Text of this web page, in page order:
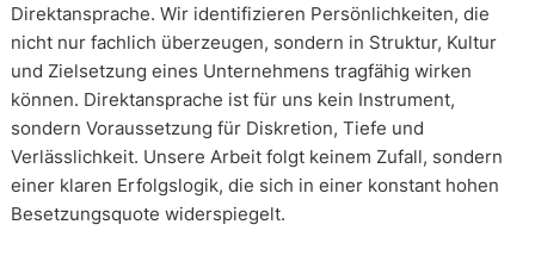
Direktansprache. Wir identifizieren Persönlichkeiten, die
nicht nur fachlich überzeugen, sondern in Struktur, Kultur
und Zielsetzung eines Unternehmens tragfähig wirken
können. Direktansprache ist für uns kein Instrument,
sondern Voraussetzung für Diskretion, Tiefe und
Verlässlichkeit. Unsere Arbeit folgt keinem Zufall, sondern
einer klaren Erfolgslogik, die sich in einer konstant hohen
Besetzungsquote widerspiegelt.